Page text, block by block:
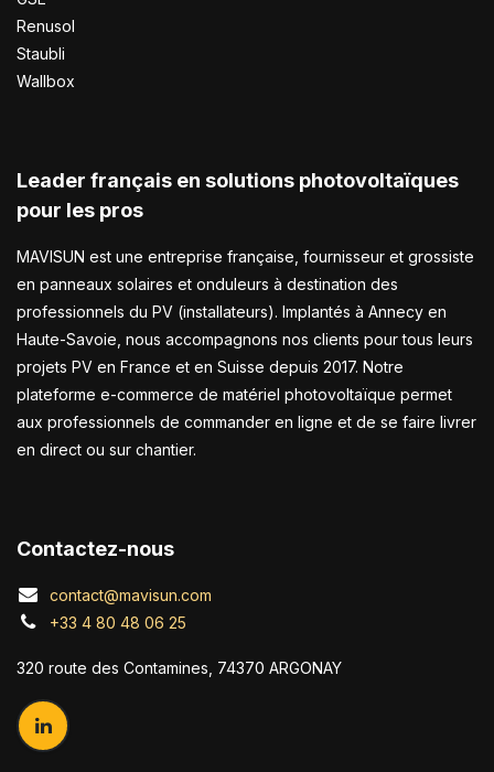
Renusol
Staubli
Wallbox
Leader français en solutions photovoltaïques
pour les pros
MAVISUN est une entreprise française, fournisseur et grossiste
en panneaux solaires et onduleurs à destination des
professionnels du PV (installateurs). Implantés à Annecy en
Haute-Savoie, nous accompagnons nos clients pour tous leurs
projets PV en France et en Suisse depuis 2017. Notre
plateforme e-commerce de matériel photovoltaïque permet
aux professionnels de commander en ligne et de se faire livrer
en direct ou sur chantier.
Contactez-nous
contact@mavisun.com
+33 4 80 48 06 25
320 route des Contamines, 74370 ARGONAY